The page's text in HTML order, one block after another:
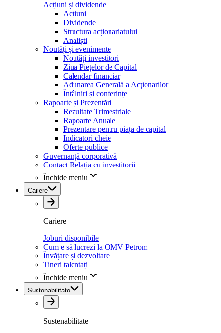
Acțiuni și dividende
Acțiuni
Dividende
Structura acționariatului
Analiști
Noutăți și evenimente
Noutăți investitori
Ziua Piețelor de Capital
Calendar financiar
Adunarea Generală a Acţionarilor
Întâlniri și conferințe
Rapoarte și Prezentări
Rezultate Trimestriale
Rapoarte Anuale
Prezentare pentru piața de capital
Indicatori cheie
Oferte publice
Guvernanță corporativă
Contact Relația cu investitorii
Închide meniu
Cariere
Cariere
Joburi disponibile
Cum e să lucrezi la OMV Petrom
Învățare și dezvoltare
Tineri talentați
Închide meniu
Sustenabilitate
Sustenabilitate